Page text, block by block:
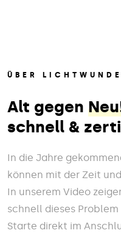
ÜBER
Alt gegen
schnell &
In die Jahre
können mit der Zeit
In unserem Video
schnell dieses
Starte direkt im